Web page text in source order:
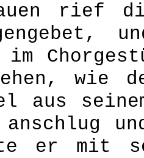
rief
im
wie
aus
anschlug
er mit